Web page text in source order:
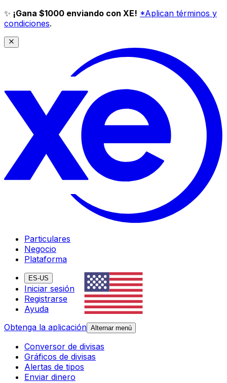
✨ ¡Gana $1000 enviando con XE! *Aplican términos y
condiciones.
Particulares
Negocio
Plataforma
ES-US
Iniciar sesión
Registrarse
Ayuda
Obtenga la aplicación Alternar menú
Conversor de divisas
Gráficos de divisas
Alertas de tipos
Enviar dinero